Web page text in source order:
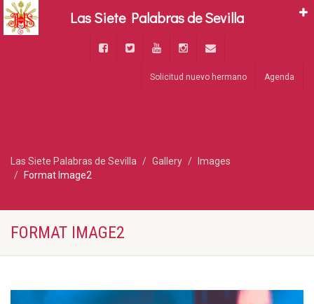
Solicitud nuevo hermano Agenda
Las Siete Palabras de Sevilla Gallery
Images
Format Image2
FORMAT IMAGE2
Las Siete Palabras de Sevilla